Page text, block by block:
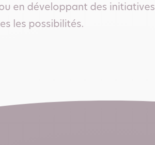
en développant des
les possibilités.